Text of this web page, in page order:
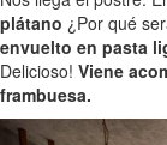
plátano ¿Por qué
envuelto en pasta
Delicioso! Viene
frambuesa.